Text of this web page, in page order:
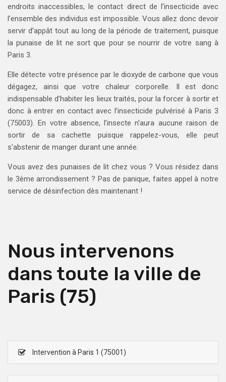
endroits inaccessibles, le contact direct de l’insecticide avec
l’ensemble des individus est impossible. Vous allez donc devoir
servir d’appât tout au long de la période de traitement, puisque
la punaise de lit ne sort que pour se nourrir de votre sang à
Paris 3.
Elle détecte votre présence par le dioxyde de carbone que vous
dégagez, ainsi que votre chaleur corporelle. Il est donc
indispensable d’habiter les lieux traités, pour la forcer à sortir et
donc à entrer en contact avec l’insecticide pulvérisé à Paris 3
(75003). En votre absence, l’insecte n’aura aucune raison de
sortir de sa cachette puisque rappelez-vous, elle peut
s’abstenir de manger durant une année.
Vous avez des punaises de lit chez vous ? Vous résidez dans
le 3ème arrondissement ? Pas de panique, faites appel à notre
service de désinfection dès maintenant !
Nous intervenons
dans toute la ville de
Paris (75)
Intervention à Paris 1 (75001)